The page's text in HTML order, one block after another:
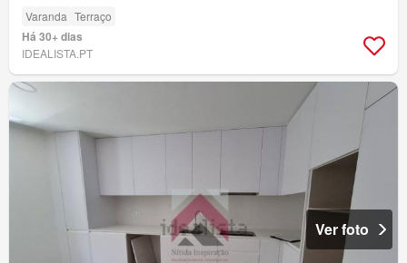
Varanda Terraço
Há 30+ dias
IDEALISTA.PT
Ver foto